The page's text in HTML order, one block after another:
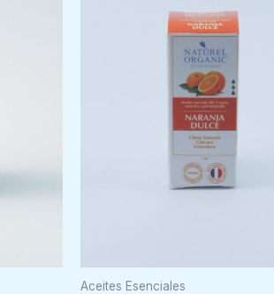
Aceites Esenciales